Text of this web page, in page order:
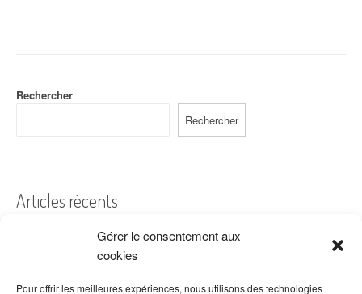
Gérer le consentement aux
cookies
Pour offrir les meilleures expériences, nous utilisons des technologies
n
a
Rechercher
Rechercher
Articles récents
Une assurance RCPRO est-elle obligatoire en tant qu’auto